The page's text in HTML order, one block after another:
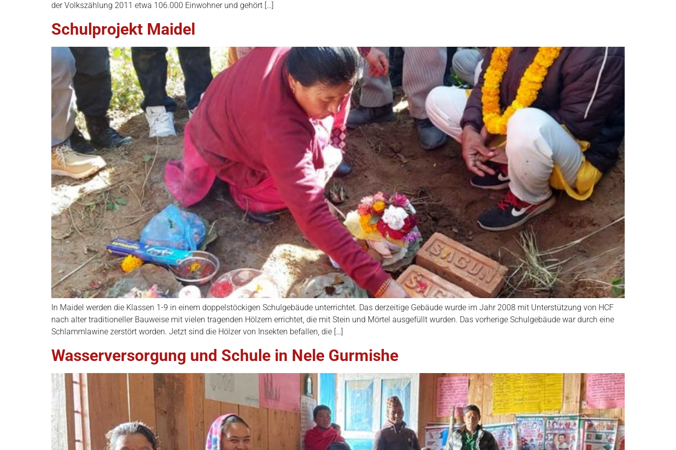
der Volkszählung 2011 etwa 106.000 Einwohner und gehört […]
Schulprojekt Maidel
In Maidel werden die Klassen 1-9 in einem doppelstöckigen Schulgebäude unterrichtet. Das derzeitige Gebäude wurde im Jahr 2008 mit Unterstützung von HCF
nach alter traditioneller Bauweise mit vielen tragenden Hölzern errichtet, die mit Stein und Mörtel ausgefüllt wurden. Das vorherige Schulgebäude war durch eine
Schlammlawine zerstört worden. Jetzt sind die Hölzer von Insekten befallen, die […]
Wasserversorgung und Schule in Nele Gurmishe